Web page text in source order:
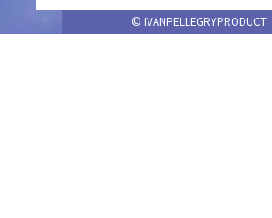
© IVANPELLEGRYPRODUCT